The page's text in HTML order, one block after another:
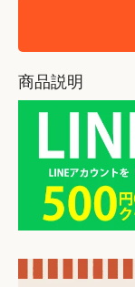
商品説明